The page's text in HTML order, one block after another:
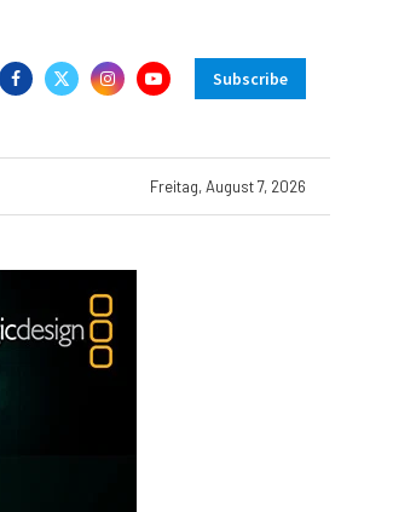
Subscribe
Freitag, August 7, 2026